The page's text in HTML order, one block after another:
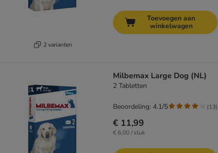
2 varianten
Toevoegen aan
winkelwagen
Milbemax Large Dog (NL)
2 Tabletten
€ 11,99
€ 6,00 / stuk
Beoordeling: 4.1/5 (13)